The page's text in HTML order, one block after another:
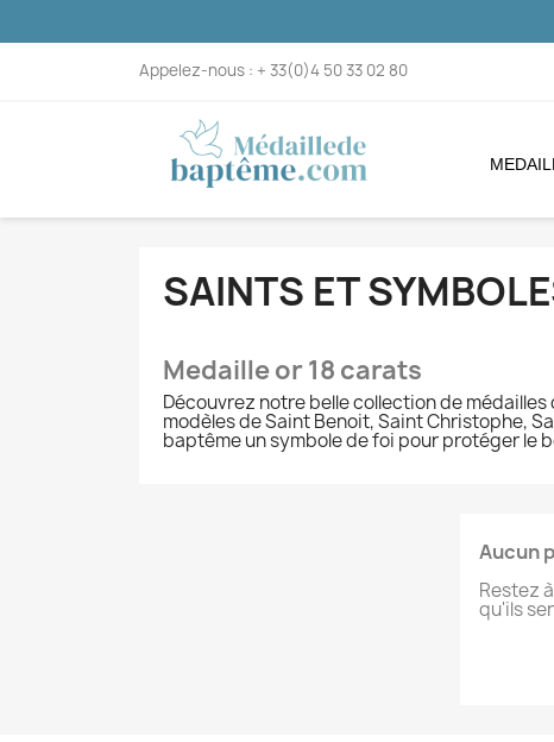
Appelez-nous : + 33(0)4 50 33 02 80
SAINTS ET
Medaille or 18 carats
Découvrez notre belle collection de
modèles de Saint Benoit, Saint Christophe,
baptême un symbole de foi pour protéger le
Aucun
Restez
qu'ils